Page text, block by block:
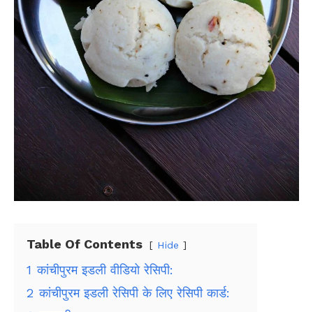
Table Of Contents Hide
1 कांचीपुरम इडली वीडियो रेसिपी:
2 कांचीपुरम इडली रेसिपी के लिए रेसिपी कार्ड: